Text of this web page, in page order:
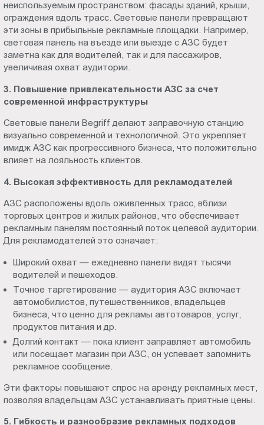
неиспользуемым пространством: фасады зданий, крыши,
ограждения вдоль трасс. Световые панели превращают
эти зоны в прибыльные рекламные площадки. Например,
световая панель на въезде или выезде с АЗС будет
заметна как для водителей, так и для пассажиров,
увеличивая охват аудитории.
3. Повышение привлекательности АЗС за счет
современной инфраструктуры
Световые панели Begriff делают заправочную станцию
визуально современной и технологичной. Это укрепляет
имидж АЗС как прогрессивного бизнеса, что положительно
влияет на лояльность клиентов.
4. Высокая эффективность для рекламодателей
АЗС расположены вдоль оживленных трасс, вблизи
торговых центров и жилых районов, что обеспечивает
рекламным панелям постоянный поток целевой аудитории.
Для рекламодателей это означает:
Широкий охват — ежедневно панели видят тысячи
водителей и пешеходов.
Точное таргетирование — аудитория АЗС включает
автомобилистов, путешественников, владельцев
бизнеса, что ценно для рекламы автотоваров, услуг,
продуктов питания и др.
Долгий контакт — пока клиент заправляет автомобиль
или посещает магазин при АЗС, он успевает запомнить
рекламное сообщение.
Эти факторы повышают спрос на аренду рекламных мест,
позволяя владельцам АЗС устанавливать приятные цены.
5. Гибкость и разнообразие рекламных подходов